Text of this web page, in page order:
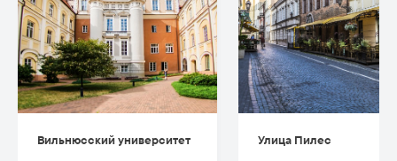
Вильнюсский университет Улица Пилес